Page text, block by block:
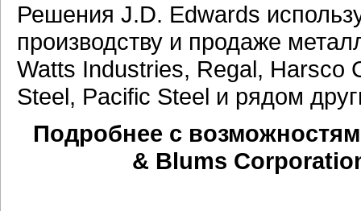
Решения J.D. Edwards
производству и продаже
Watts Industries, Regal, Harsco
Steel, Pacific Steel и рядом
Подробнее с
& Blums